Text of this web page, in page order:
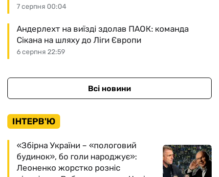
7 серпня 00:04
6 серпня 22:59
Андерлехт на виїзді здолав ПАОК: команда
Сікана на шляху до Ліги Європи
Всі новини
ІНТЕРВ'Ю
«Збірна України – «пологовий
будинок», бо голи народжує»:
Леоненко жорстко розніс